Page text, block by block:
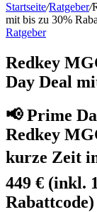
Startseite/Ratgeber/
mit bis zu 30%
Ratgeber
Redkey
Day Deal
📢 Prime
Redkey
kurze Zeit
449 € (inkl.